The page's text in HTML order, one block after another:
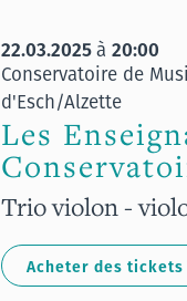
22.03.2025à 20:00
Conservatoire de
d'Esch/Alzette
Les
Trio violon -
Acheter des tickets